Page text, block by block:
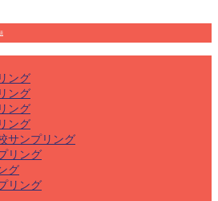
ング
ング
ング
ング
サンプリング
リング
グ
リング